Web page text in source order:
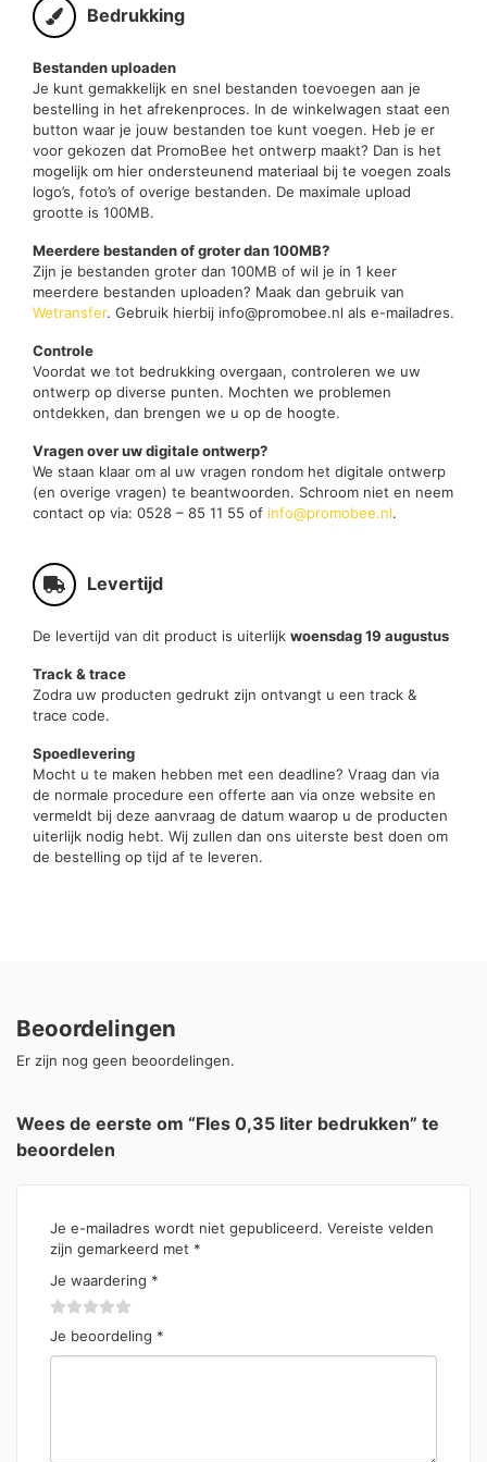
Bedrukking
Bestanden uploaden
Je kunt gemakkelijk en snel bestanden toevoegen aan je
bestelling in het afrekenproces. In de winkelwagen staat een
button waar je jouw bestanden toe kunt voegen. Heb je er
voor gekozen dat PromoBee het ontwerp maakt? Dan is het
mogelijk om hier ondersteunend materiaal bij te voegen zoals
logo’s, foto’s of overige bestanden. De maximale upload
grootte is 100MB.
Meerdere bestanden of groter dan 100MB?
Zijn je bestanden groter dan 100MB of wil je in 1 keer
meerdere bestanden uploaden? Maak dan gebruik van
Wetransfer. Gebruik hierbij info@promobee.nl als e-mailadres.
Controle
Voordat we tot bedrukking overgaan, controleren we uw
ontwerp op diverse punten. Mochten we problemen
ontdekken, dan brengen we u op de hoogte.
Vragen over uw digitale ontwerp?
We staan klaar om al uw vragen rondom het digitale ontwerp
(en overige vragen) te beantwoorden. Schroom niet en neem
contact op via: 0528 – 85 11 55 of info@promobee.nl.
Levertijd
De levertijd van dit product is uiterlijk woensdag 19 augustus
Track & trace
Zodra uw producten gedrukt zijn ontvangt u een track &
trace code.
Spoedlevering
Mocht u te maken hebben met een deadline? Vraag dan via
de normale procedure een offerte aan via onze website en
vermeldt bij deze aanvraag de datum waarop u de producten
uiterlijk nodig hebt. Wij zullen dan ons uiterste best doen om
de bestelling op tijd af te leveren.
Beoordelingen
Er zijn nog geen beoordelingen.
Wees de eerste om “Fles 0,35 liter bedrukken” te
beoordelen
Je e-mailadres wordt niet gepubliceerd. Vereiste velden
zijn gemarkeerd met *
Je waardering *
Je beoordeling *